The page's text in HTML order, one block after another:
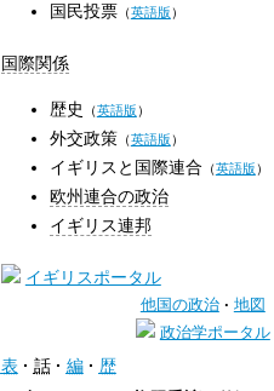
国民投票（英語版）
国際関係
歴史 （英語版）
外交政策 （英語版）
イギリスと国際連合 （英語版）
欧州連合の政治
イギリス連邦
イギリスポータル
他国の政治
地図
政治学ポータル
表 話 編
歴